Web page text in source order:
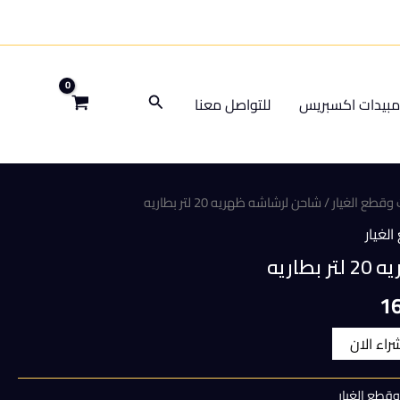
اكسبريس للتواصل معنا البحث
الغيار/ شاحن لرشاشه ظهريه 20 لتر بطاريه
الحالي
هو:
الان
الغيار